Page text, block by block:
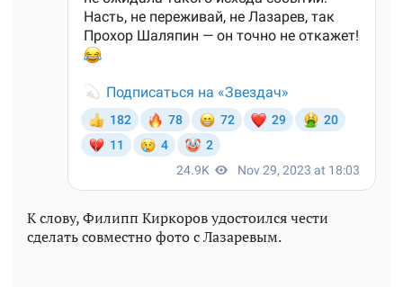
К слову, Филипп Киркоров удостоился чести
сделать совместно фото с Лазаревым.